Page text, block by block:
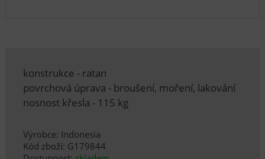
konstrukce - ratan
povrchová úprava - broušení, moření, lakování
nosnost křesla - 115 kg
Výrobce: Indonesia
Kód zboží: G179844